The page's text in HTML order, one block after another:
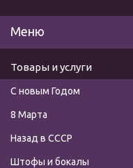
Товары и услуги
С новым Годом
8 Марта
Назад в СССР
Штофы и бокалы